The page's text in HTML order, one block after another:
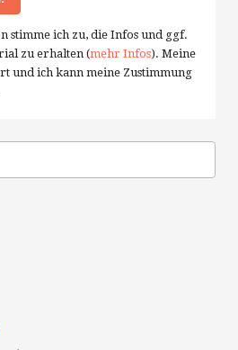
stimme ich zu, die Infos und ggf.
zu erhalten (mehr Infos). Meine
und ich kann meine Zustimmung